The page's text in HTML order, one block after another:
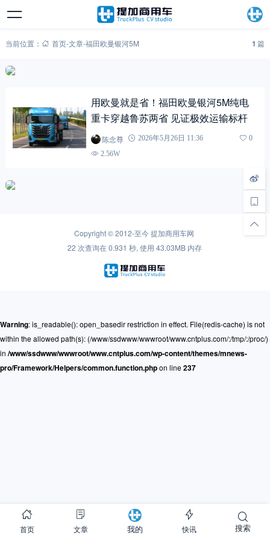
当前位置： 首页-文章-福田欧曼银河5M 1 篇
用欧曼就是省！福田欧曼银河5M纯电
重卡穿越鲁苏两省 见证极效运输标杆
陈念尊 2026年5月26日 11:36
0
2.56W
Copyright © 2012-至今提加商用车网
22 次查询在 0.931 秒, 使用 43.03MB 内存
首页 文章 我的 快讯 搜索
Warning: is_readable(): open_basedir restriction in effect. File(redis-cache) is not
within the allowed path(s): (/www/ssdwww/wwwroot/www.cntplus.com/:/tmp/:/proc/)
in /www/ssdwww/wwwroot/www.cntplus.com/wp-content/themes/mnews-
pro/Framework/Helpers/common.function.phpon line237